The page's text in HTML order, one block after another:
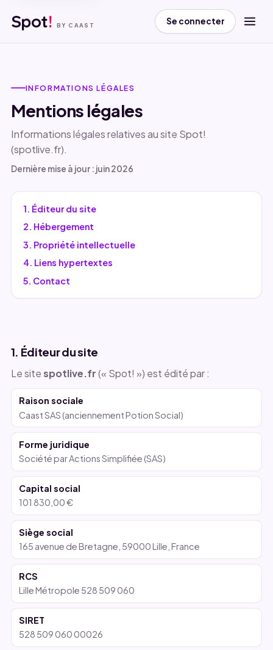
Spot! BY CAAST Se connecter
INFORMATIONS LÉGALES
Mentions légales
Informations légales relatives au site Spot!
(spotlive.fr).
Dernière mise à jour : juin 2026
1. Éditeur du site
2. Hébergement
3. Propriété intellectuelle
4. Liens hypertextes
5. Contact
1. Éditeur du site
Le sitespotlive.fr(« Spot! ») est édité par :
Raison sociale
Caast SAS (anciennement Potion Social)
Forme juridique
Société par Actions Simplifiée (SAS)
Capital social
101 830,00 €
Siège social
165 avenue de Bretagne, 59000 Lille, France
RCS
Lille Métropole 528 509 060
SIRET
528 509 060 00026